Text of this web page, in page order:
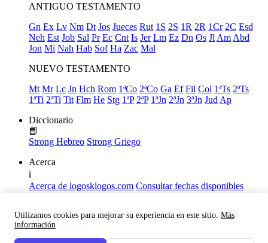
Utilizamos cookies para mejorar su experiencia en este sitio. Más
información
ANTIGUO TESTAMENTO
Gn Ex Lv Nm Dt Jos Jueces Rut 1S 2S 1R 2R 1Cr 2C Esd
Neh Est Job Sal Pr Ec Cnt Is Jer Lm Ez Dn Os Jl Am Abd
Jon Mi Nah Hab Sof Ha Zac Mal
NUEVO TESTAMENTO
Mt Mr Lc Jn Hch Rom 1ªCo 2ªCo Ga Ef Fil Col 1ªTs 2ªTs
1ªTi 2ªTi Tit Flm He Stg 1ªP 2ªP 1ªJn 2ªJn 3ªJn Jud Ap
Diccionario
📘
Strong Hebreo Strong Griego
Acerca
ℹ️
Acerca de logosklogos.com Consultar fechas disponibles
Links útiles